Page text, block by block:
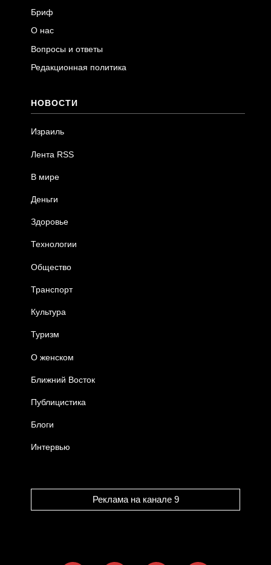
Бриф
О нас
Вопросы и ответы
Редакционная политика
НОВОСТИ
Израиль
Лента RSS
В мире
Деньги
Здоровье
Технологии
Общество
Транспорт
Культура
Туризм
О женском
Ближний Восток
Публицистика
Блоги
Интервью
Реклама на канале 9